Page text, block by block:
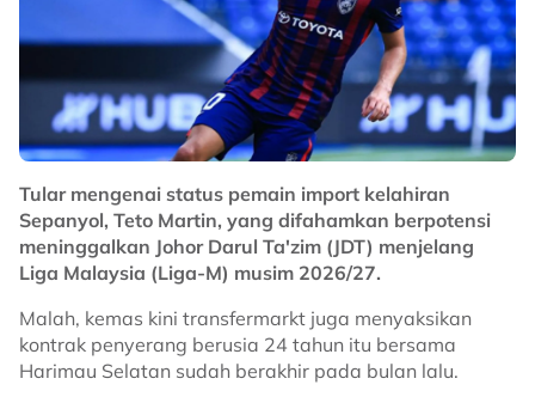
Tular mengenai status pemain import kelahiran
Sepanyol, Teto Martin, yang difahamkan berpotensi
meninggalkan Johor Darul Ta'zim (JDT) menjelang
Liga Malaysia (Liga-M) musim 2026/27.
Malah, kemas kini transfermarkt juga menyaksikan
kontrak penyerang berusia 24 tahun itu bersama
Harimau Selatan sudah berakhir pada bulan lalu.